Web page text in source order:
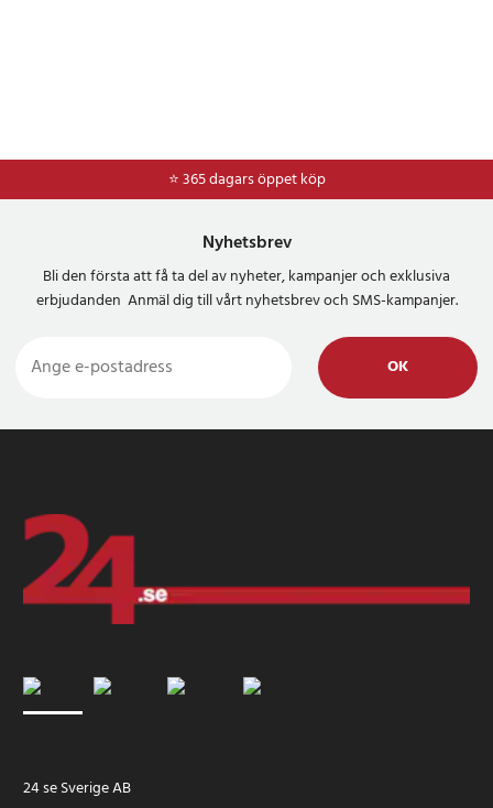
⭐ 365 dagars öppet köp
⭐Frakt 49kr *
Nyhetsbrev
Bli den första att få ta del av nyheter, kampanjer och exklusiva
erbjudanden Anmäl dig till vårt nyhetsbrev och SMS-kampanjer.
OK
24 se Sverige AB